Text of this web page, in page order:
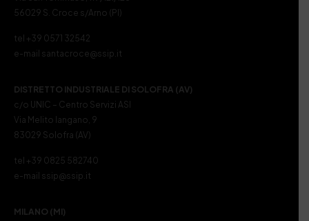
56029 S. Croce s/Arno (PI)
tel +39 0571 32542
e-mail santacroce@ssip.it
DISTRETTO INDUSTRIALE DI SOLOFRA (AV)
c/o UNIC – Centro Servizi ASI
Via Melito Iangano, 9
83029 Solofra (AV)
tel +39 0825 582740
e-mail ssip@ssip.it
MILANO (MI)